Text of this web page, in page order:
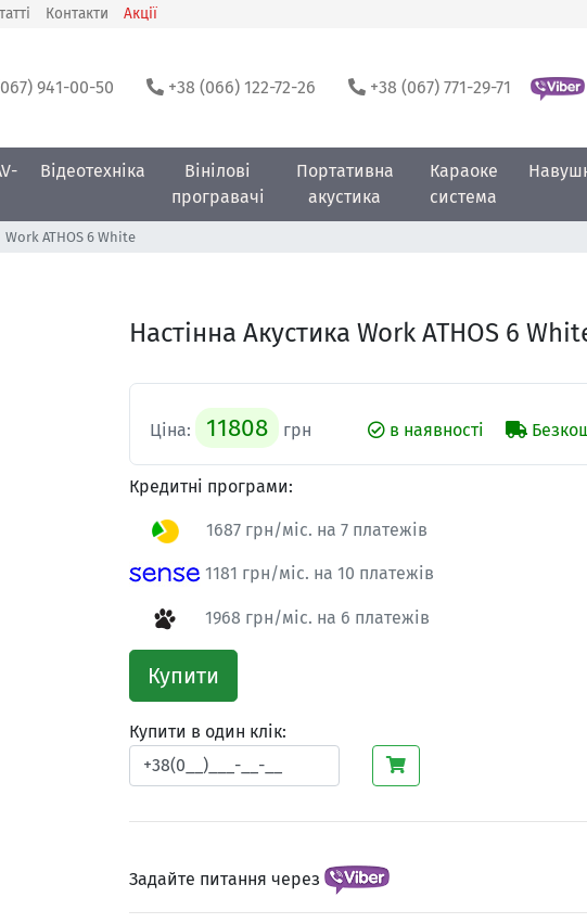
Контакти Акції
941-00-50 +38 (066) 122-72-26 +38 (067) 771-29-71
Відеотехніка
Вінілові
програвачі
Портативна
акустика
Караоке
система
Work ATHOS 6 White
Настінна Акустика Work ATHOS 6
Ціна: 11808 грн в наявності
Кредитні програми:
1687 грн/міс. на 7 платежів
1181 грн/міс. на 10 платежів
1968 грн/міс. на 6 платежів
Купити
Купити в один клік:
Задайте питання через